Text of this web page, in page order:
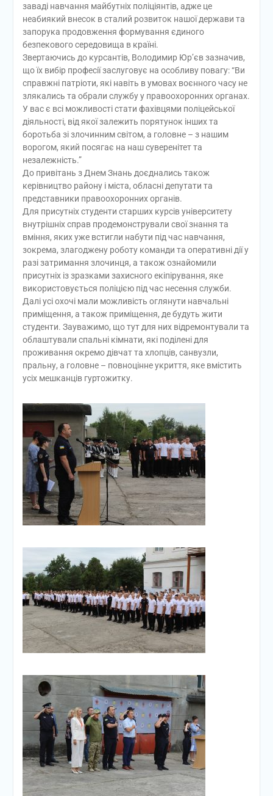
заваді навчання майбутніх поліціянтів, адже це
неабиякий внесок в сталий розвиток нашої держави та
запорука продовження формування єдиного
безпекового середовища в країні.
Звертаючись до курсантів, Володимир Юр’єв зазначив,
що їх вибір професії заслуговує на особливу повагу: “Ви
справжні патріоти, які навіть в умовах воєнного часу не
злякались та обрали службу у правоохоронних органах.
У вас є всі можливості стати фахівцями поліцейської
діяльності, від якої залежить порятунок інших та
боротьба зі злочинним світом, а головне – з нашим
ворогом, який посягає на наш суверенітет та
незалежність.”
До привітань з Днем Знань доєднались також
керівництво району і міста, обласні депутати та
представники правоохоронних органів.
Для присутніх студенти старших курсів університету
внутрішніх справ продемонстрували свої знання та
вміння, яких уже встигли набути під час навчання,
зокрема, злагоджену роботу команди та оперативні дії у
разі затримання злочинця, а також ознайомили
присутніх із зразками захисного екіпірування, яке
використовується поліцією під час несення служби.
Далі усі охочі мали можливість оглянути навчальні
приміщення, а також приміщення, де будуть жити
студенти. Зауважимо, що тут для них відремонтували та
облаштували спальні кімнати, які поділені для
проживання окремо дівчат та хлопців, санвузли,
пральну, а головне – повноцінне укриття, яке вмістить
усіх мешканців гуртожитку.